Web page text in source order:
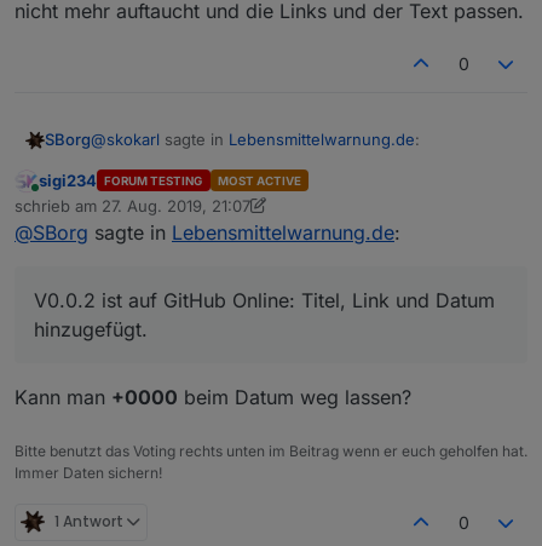
nicht mehr auftaucht und die Links und der Text passen.
0
SBorg@skokarl sagte in Lebensmittelwarnung.de:
@ SBorg
Mein lieber SBorg, Du bist ja so ne Art McGyver
den Programmierern hier.... Meinst Du man könnte
Filter definieren ? dass z.b. das Vegane Zeug
rausfällt ?
Sollte eigentlich möglich sein, ist mal vorgemerkt :)
Online
sigi234 FORUM TESTING MOST ACTIVE
schrieb am 27. Aug. 2019, 21:07
zuletzt editiert von sigi234
@SBorg sagte in Lebensmittelwarnung.de:
V0.0.2 ist auf GitHub Online: Titel, Link und Datum
hinzugefügt.
Kann man +0000 beim Datum weg lassen?
Bitte benutzt das Voting rechts unten im Beitrag wenn er euch geholfen hat.
Immer Daten sichern!
1 Antwort 0